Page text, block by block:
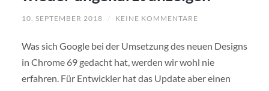
10. SEPTEMBER 2018 / KEINE KOMMENTARE
Was sich Google bei der Umsetzung des neuen Designs
in Chrome 69 gedacht hat, werden wir wohl nie
erfahren. Für Entwickler hat das Update aber einen